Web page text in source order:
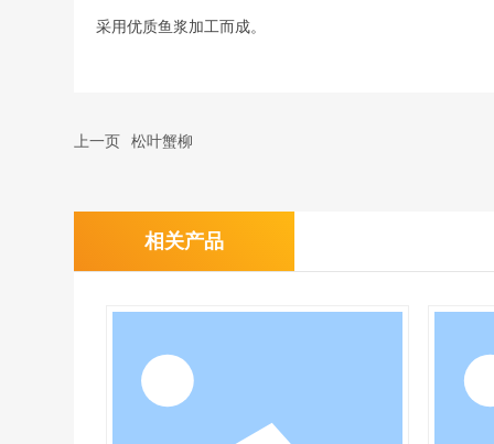
采用优质鱼浆加工而成。
上一页 松叶蟹柳
相关产品